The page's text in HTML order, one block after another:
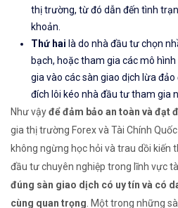
thị trường, từ đó dẫn đến tình
khoản.
Thứ hai là do nhà đầu tư chọn
bạch, hoặc tham gia các mô
gia vào các sàn giao dịch lừa
đích lôi kéo nhà đầu tư tham gia
Như vậyđể đảm bảo an toàn và đạt
gia thị trường Forex và Tài Chính
không ngừng học hỏi và trau dồi kiến
đầu tư chuyên nghiệp trong lĩnh vực
đúng sàn giao dịch có uy tín và có
cùng quan trọng. Một trong những